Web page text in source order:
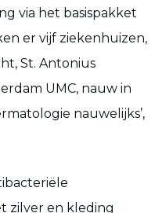
via het basispakket
er vijf ziekenhuizen,
St. Antonius
UMC, nauw in
nauwelijks’,
zilver en kleding